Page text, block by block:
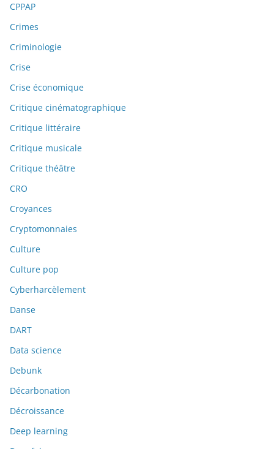
CPPAP
Crimes
Criminologie
Crise
Crise économique
Critique cinématographique
Critique littéraire
Critique musicale
Critique théâtre
CRO
Croyances
Cryptomonnaies
Culture
Culture pop
Cyberharcèlement
Danse
DART
Data science
Debunk
Décarbonation
Décroissance
Deep learning